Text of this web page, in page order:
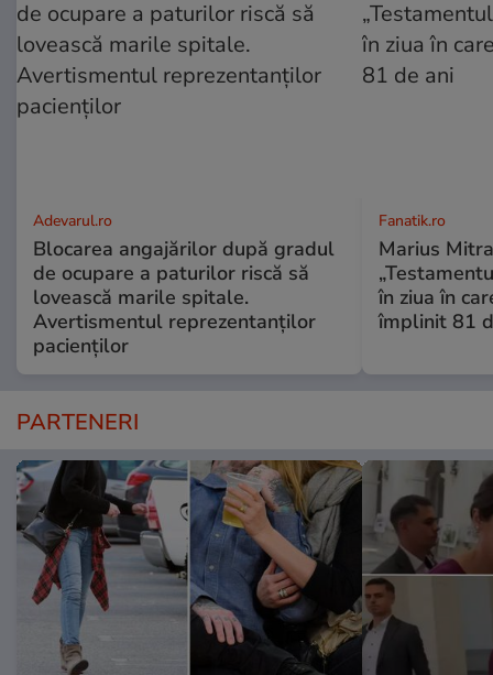
Adevarul.ro
Blocarea angajărilor după gradul
de ocupare a paturilor riscă să
lovească marile spitale.
Avertismentul reprezentanților
pacienților
Fanatik.ro
Marius
în ziua în
împlinit 81
PARTENERI